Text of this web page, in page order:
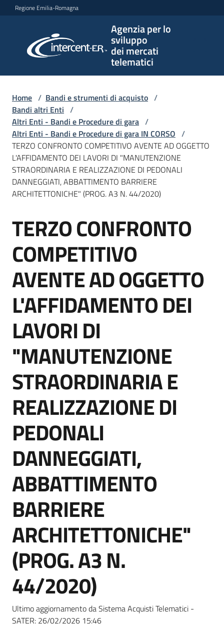
Vai al contenuto
Vai alla navigazione
Vai al footer
Regione Emilia-Romagna
Agenzia per lo
sviluppo
dei mercati
telematici
per lo
sviluppo
telematici
L'Agenzia
Bandi
e
di
acquisto
Supporto
Piattaforme
telematiche
English
site
Seguici
su
Home / Bandi e strumenti di acquisto /
Bandi altri Enti /
Altri Enti - Bandi e Procedure di gara /
Altri Enti - Bandi e Procedure di gara IN CORSO /
TERZO CONFRONTO COMPETITIVO AVENTE AD OGGETTO
L'AFFIDAMENTO DEI LAVORI DI "MANUTENZIONE
STRAORDINARIA E REALIZZAZIONE DI PEDONALI
DANNEGGIATI, ABBATTIMENTO BARRIERE
ARCHITETTONICHE" (PROG. A3 N. 44/2020)
Salta al contenuto
TERZO CONFRONTO
COMPETITIVO
AVENTE AD OGGETTO
L'AFFIDAMENTO DEI
LAVORI DI
"MANUTENZIONE
STRAORDINARIA E
REALIZZAZIONE DI
PEDONALI
DANNEGGIATI,
ABBATTIMENTO
BARRIERE
ARCHITETTONICHE"
(PROG. A3 N.
44/2020)
Ultimo aggiornamento da Sistema Acquisti Telematici -
SATER: 26/02/2026 15:46